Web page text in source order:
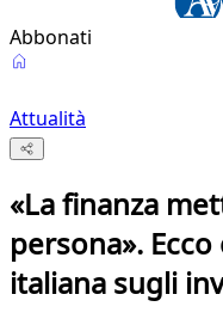
Abbonati
Attualità
«La finanza
persona».
italiana sugli